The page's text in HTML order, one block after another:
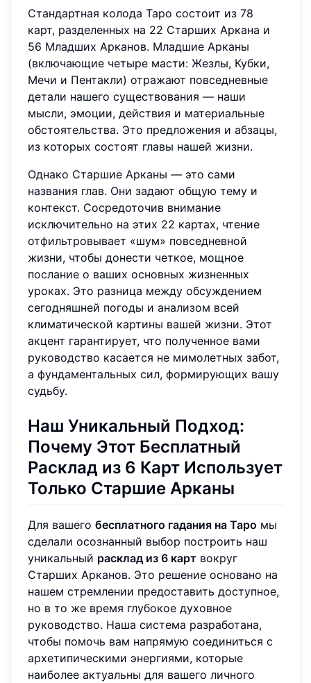
Стандартная колода Таро состоит из 78
карт, разделенных на 22 Старших Аркана и
56 Младших Арканов. Младшие Арканы
(включающие четыре масти: Жезлы, Кубки,
Мечи и Пентакли) отражают повседневные
детали нашего существования — наши
мысли, эмоции, действия и материальные
обстоятельства. Это предложения и абзацы,
из которых состоят главы нашей жизни.
Однако Старшие Арканы — это сами
названия глав. Они задают общую тему и
контекст. Сосредоточив внимание
исключительно на этих 22 картах, чтение
отфильтровывает «шум» повседневной
жизни, чтобы донести четкое, мощное
послание о ваших основных жизненных
уроках. Это разница между обсуждением
сегодняшней погоды и анализом всей
климатической картины вашей жизни. Этот
акцент гарантирует, что полученное вами
руководство касается не мимолетных забот,
а фундаментальных сил, формирующих вашу
судьбу.
Наш Уникальный Подход:
Почему Этот Бесплатный
Расклад из 6 Карт Использует
Только Старшие Арканы
Для вашего бесплатного гадания на Таро мы
сделали осознанный выбор построить наш
уникальный расклад из 6 карт вокруг
Старших Арканов. Это решение основано на
нашем стремлении предоставить доступное,
но в то же время глубокое духовное
руководство. Наша система разработана,
чтобы помочь вам напрямую соединиться с
архетипическими энергиями, которые
наиболее актуальны для вашего личного